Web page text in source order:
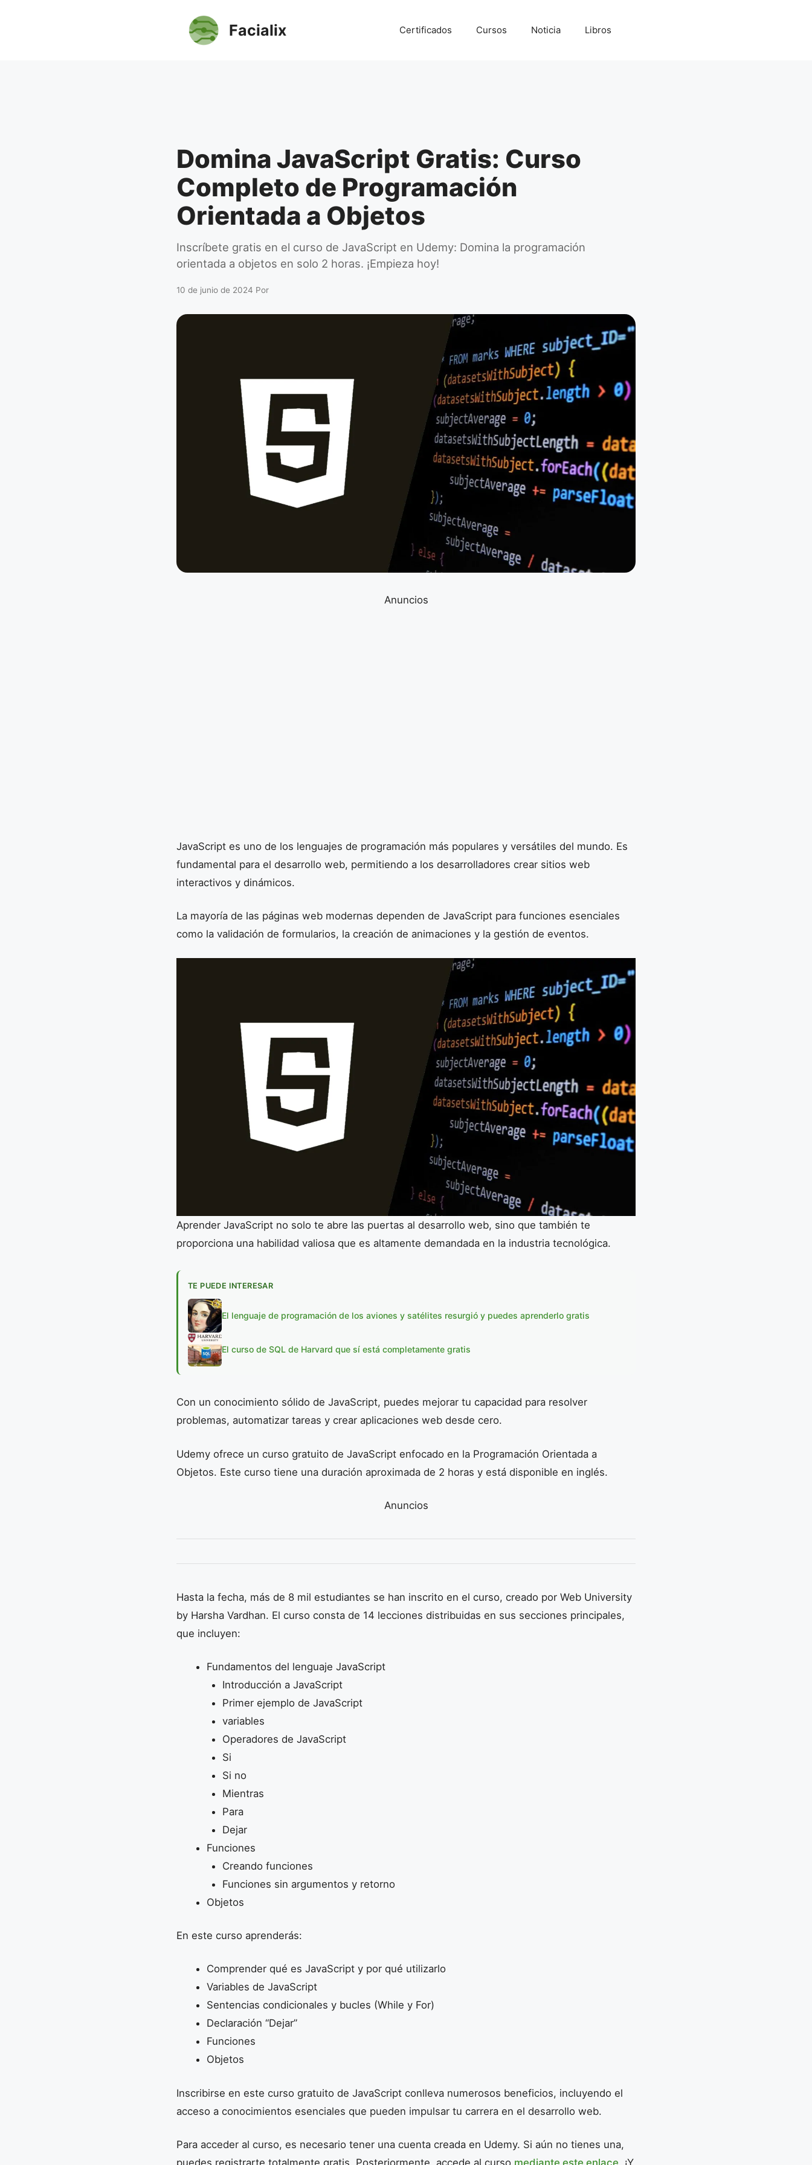
Facialix Certificados Cursos Noticia Libros
Domina JavaScript Gratis: Curso
Completo de Programación
Orientada a Objetos
Inscríbete gratis en el curso de JavaScript en Udemy: Domina la programación
orientada a objetos en solo 2 horas. ¡Empieza hoy!
10 de junio de 2024 Por
Anuncios
JavaScript es uno de los lenguajes de programación más populares y versátiles del mundo. Es
fundamental para el desarrollo web, permitiendo a los desarrolladores crear sitios web
interactivos y dinámicos.
La mayoría de las páginas web modernas dependen de JavaScript para funciones esenciales
como la validación de formularios, la creación de animaciones y la gestión de eventos.
Aprender JavaScript no solo te abre las puertas al desarrollo web, sino que también te
proporciona una habilidad valiosa que es altamente demandada en la industria tecnológica.
TE PUEDE INTERESAR
El lenguaje de programación de los aviones y satélites resurgió y puedes aprenderlo gratis
El curso de SQL de Harvard que sí está completamente gratis
Con un conocimiento sólido de JavaScript, puedes mejorar tu capacidad para resolver
problemas, automatizar tareas y crear aplicaciones web desde cero.
Udemy ofrece un curso gratuito de JavaScript enfocado en la Programación Orientada a
Objetos. Este curso tiene una duración aproximada de 2 horas y está disponible en inglés.
Anuncios
Hasta la fecha, más de 8 mil estudiantes se han inscrito en el curso, creado por Web University
by Harsha Vardhan. El curso consta de 14 lecciones distribuidas en sus secciones principales,
que incluyen:
Fundamentos del lenguaje JavaScript
Introducción a JavaScript
Primer ejemplo de JavaScript
variables
Operadores de JavaScript
Si
Si no
Mientras
Para
Dejar
Funciones
Creando funciones
Funciones sin argumentos y retorno
Objetos
En este curso aprenderás:
Comprender qué es JavaScript y por qué utilizarlo
Variables de JavaScript
Sentencias condicionales y bucles (While y For)
Declaración “Dejar”
Funciones
Objetos
Inscribirse en este curso gratuito de JavaScript conlleva numerosos beneficios, incluyendo el
acceso a conocimientos esenciales que pueden impulsar tu carrera en el desarrollo web.
Para acceder al curso, es necesario tener una cuenta creada en Udemy. Si aún no tienes una,
puedes registrarte totalmente gratis. Posteriormente, accede al curso mediante este enlace . ¡Y